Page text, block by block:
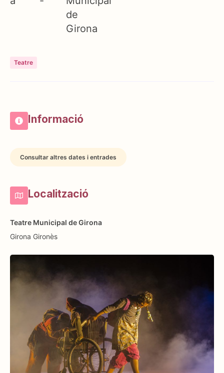
de
Girona
Teatre
Informació
Consultar altres dates i entrades
Localització
Teatre Municipal de Girona
Girona Gironès